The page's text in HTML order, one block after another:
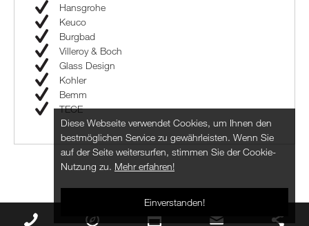
Hansgrohe
Keuco
Burgbad
Villeroy & Boch
Glass Design
Kohler
Bemm
TECE
Diese Webseite verwendet Cookies, um Ihnen den
bestmöglichen Service zu gewährleisten. Wenn Sie
auf der Seite weitersurfen, stimmen Sie der Cookie-
Nutzung zu. Mehr erfahren!
Einverstanden!